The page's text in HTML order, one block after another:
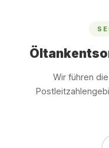
Wir führen